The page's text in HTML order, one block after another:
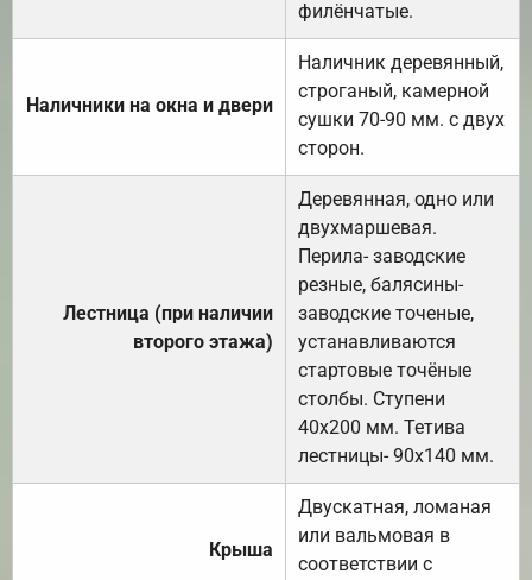
филёнчатые.
Наличники на окна и двери
Наличник деревянный,
строганый, камерной
сушки 70-90 мм. с двух
сторон.
Лестница (при наличии
второго этажа)
Деревянная, одно или
двухмаршевая.
Перила- заводские
резные, балясины-
заводские точеные,
устанавливаются
стартовые точёные
столбы. Ступени
40х200 мм. Тетива
лестницы- 90х140 мм.
Крыша
Двускатная, ломаная
или вальмовая в
соответствии с